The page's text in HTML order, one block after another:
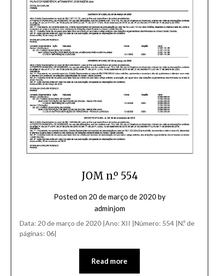
JOM n.º 554
Posted on 20 de março de 2020 by
adminjom
Data: 20 de março de 2020 |Ano: XII |Número: 554 |N.º de
páginas: 06|
Read more